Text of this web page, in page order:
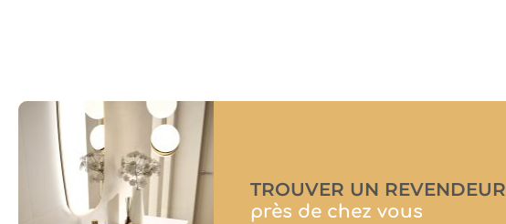
TROUVER UN REVENDEUR
près de chez vous